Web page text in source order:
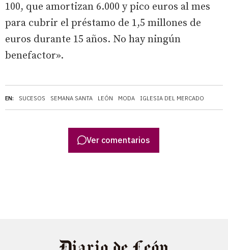
EN: SUCESOS SEMANA SANTA LEÓN MODA IGLESIA DEL MERCADO
100, que amortizan 6.000 y pico euros al mes
para cubrir el préstamo de 1,5 millones de
euros durante 15 años. No hay ningún
benefactor».
Ver comentarios